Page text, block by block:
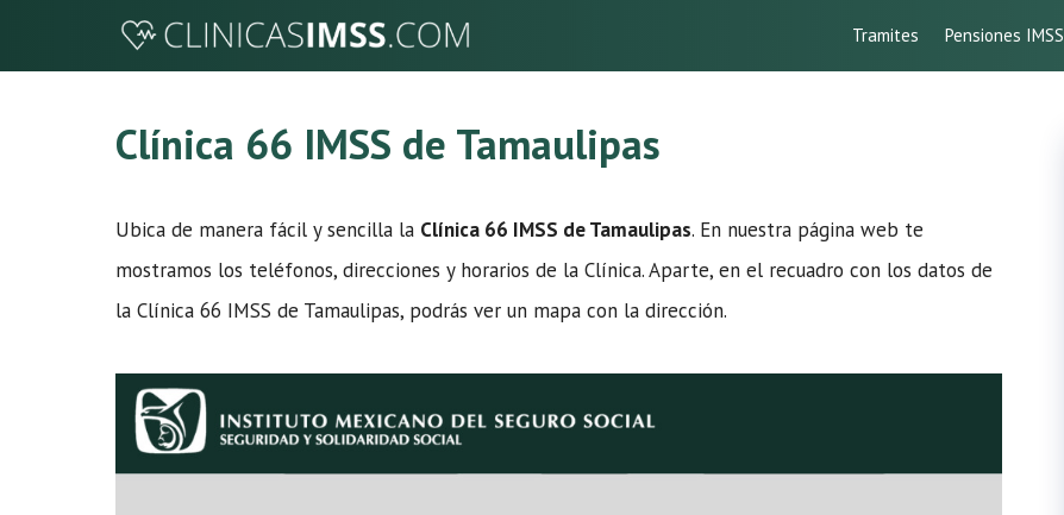
Tramites Pensiones IMSS
Clínica 66 IMSS de Tamaulipas
Ubica de manera fácil y sencilla la Clínica 66 IMSS de Tamaulipas. En nuestra página web te
mostramos los teléfonos, direcciones y horarios de la Clínica. Aparte, en el recuadro con los datos de
la Clínica 66 IMSS de Tamaulipas, podrás ver un mapa con la dirección.